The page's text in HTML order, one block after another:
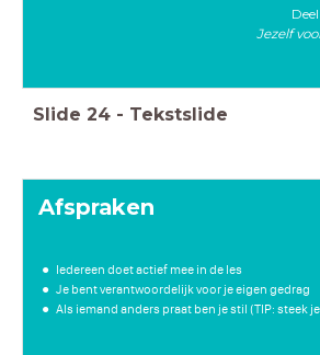
Jezelf
Slide 24 - Tekstslide
Afspraken
Iedereen doet actief mee in de les
Je bent verantwoordelijk voor je eigen gedrag
Als iemand anders praat ben je stil (TIP: steek